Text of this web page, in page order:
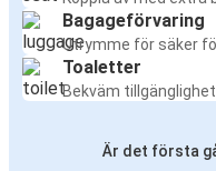
Bagageförvaring
Utrymme för säker
Toaletter
Bekväm
Är det första